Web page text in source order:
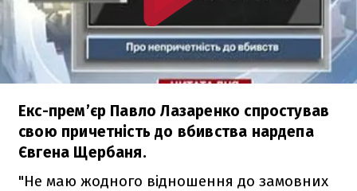
Екс-прем’єр Павло Лазаренко спростував
свою причетність до вбивства нардепа
Євгена Щербаня.
"Не маю жодного відношення до замовних